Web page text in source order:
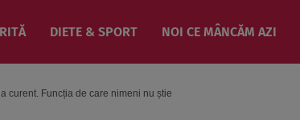
DIETE & SPORT NOI CE MÂNCĂM AZI
curent. Funcția de care nimeni nu știe